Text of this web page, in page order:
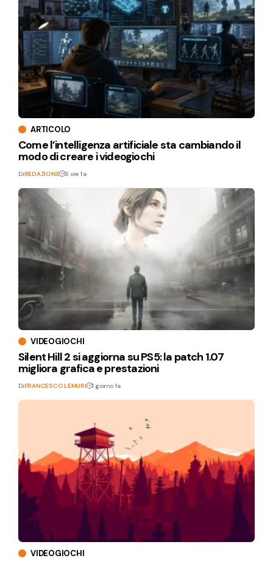
ARTICOLO
Come l’intelligenza artificiale sta cambiando il
modo di creare i videogiochi
DiREDAZIONE 6 ore fa
VIDEOGIOCHI
Silent Hill 2 si aggiorna su PS5: la patch 1.07
migliora grafica e prestazioni
DiFRANCESCO LEMURI 1 giorno fa
VIDEOGIOCHI